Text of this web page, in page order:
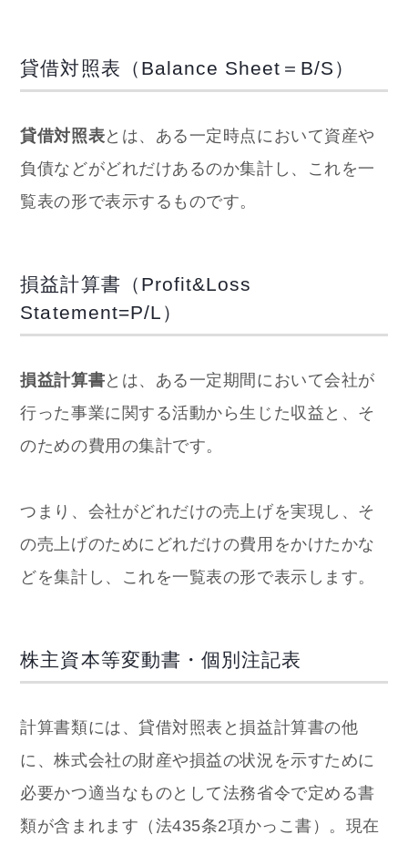
貸借対照表（Balance Sheet＝B/S）
貸借対照表とは、ある一定時点において資産や
負債などがどれだけあるのか集計し、これを一
覧表の形で表示するものです。
損益計算書（Profit&Loss
Statement=P/L）
損益計算書とは、ある一定期間において会社が
行った事業に関する活動から生じた収益と、そ
のための費用の集計です。
つまり、会社がどれだけの売上げを実現し、そ
の売上げのためにどれだけの費用をかけたかな
どを集計し、これを一覧表の形で表示します。
株主資本等変動書・個別注記表
計算書類には、貸借対照表と損益計算書の他
に、株式会社の財産や損益の状況を示すために
必要かつ適当なものとして法務省令で定める書
類が含まれます（法435条2項かっこ書）。現在